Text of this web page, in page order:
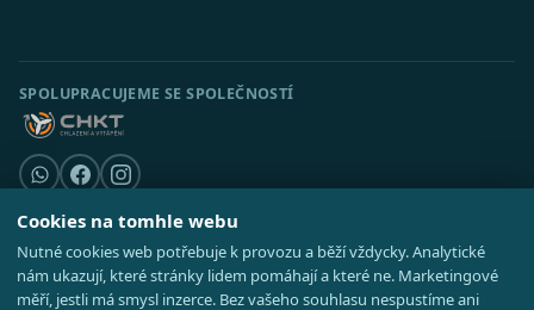
SPOLUPRACUJEME SE SPOLEČNOSTÍ
© 2026 Stavební středisko s.r.o. · IČO 08521514 ·Poradna·Kde působíme
·Realizace
GDPR ·Cookies·Nastavení cookies·Mapa webu
Cookies na tomhle webu
Nutné cookies web potřebuje k provozu a běží vždycky. Analytické
nám ukazují, které stránky lidem pomáhají a které ne. Marketingové
měří, jestli má smysl inzerce. Bez vašeho souhlasu nespustíme ani